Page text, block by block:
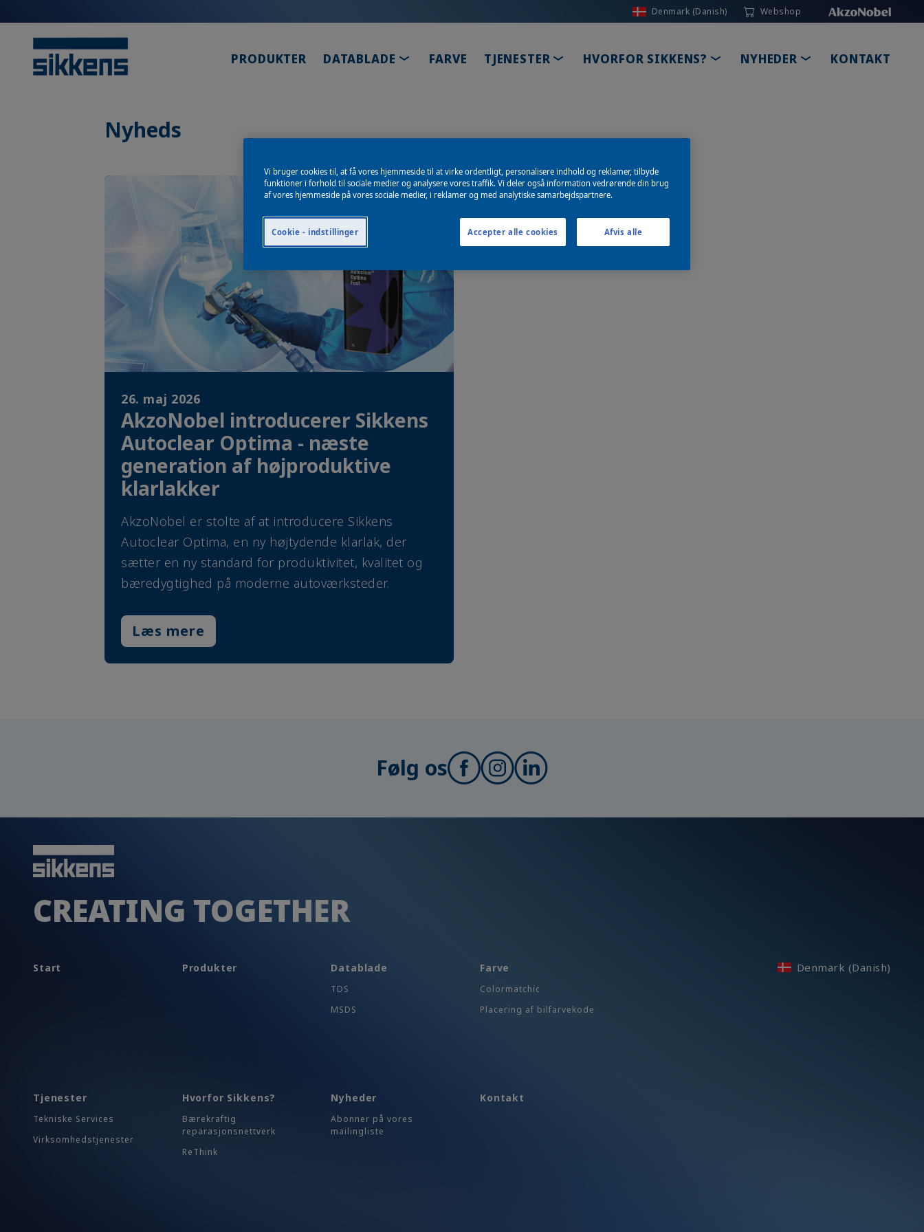
Denmark (Danish) Webshop
PRODUKTER DATABLADE TOGGLE DROPDOWN
FARVE TJENESTERTOGGLE DROPDOWN
HVORFOR SIKKENS? TOGGLE DROPDOWN
NYHEDER TOGGLEKONTAKT
Nyheds
26. maj 2026
AkzoNobel introducerer Sikkens
Autoclear Optima - næste
generation af højproduktive
klarlakker
AkzoNobel er stolte af at introducere Sikkens
Autoclear Optima, en ny højtydende klarlak, der
sætter en ny standard for produktivitet, kvalitet og
bæredygtighed på moderne autoværksteder.
Læs mere
Følg os
CREATING TOGETHER
Start Produkter Datablade
TDS
MSDS
Farve
Colormatchic
Placering af bilfarvekode
Tjenester
Tekniske Services
Virksomhedstjenester
Hvorfor Sikkens?
Bærekraftig
reparasjonsnettverk
ReThink
Nyheder
Abonner på vores
mailingliste
Kontakt
Denmark (Danish)
Vi bruger cookies til, at få vores hjemmeside til at virke ordentligt, personalisere indhold og reklamer, tilbyde
funktioner i forhold til sociale medier og analysere vores traffik. Vi deler også information vedrørende din brug
af vores hjemmeside på vores sociale medier, i reklamer og med analytiske samarbejdspartnere.
Cookie - indstillinger Afvis alle
Accepter alle cookies